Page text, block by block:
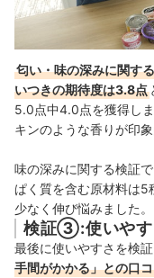
匂い・味の深みに関す
いつきの期待度は3.8点
5.0点中4.0点を獲得し
キンのような香りが印象
味の深みに関する検証
ぱく質を含む原材料は5
少なく伸び悩みました。
検証③:使いやす
最後に使いやすさを検証
手間がかかる」との口